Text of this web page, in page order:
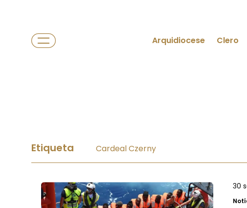
Arquidiocese Clero
Etiqueta Cardeal Czerny
30